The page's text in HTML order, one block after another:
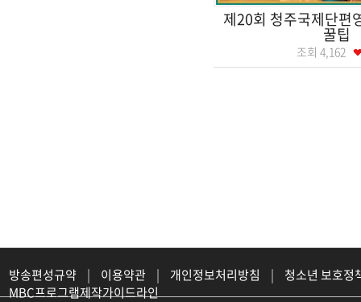
제20회 청주국제단편
꿀팁
조회 4,162
방송편성규약 | 이용약관 | 개인정보처리방침 |
청소년 보호정
MBC프로그램제작가이드라인